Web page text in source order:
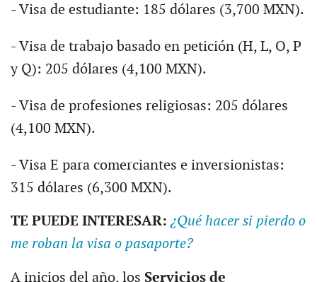
- Visa de estudiante: 185 dólares (3,700 MXN).
- Visa de trabajo basado en petición (H, L, O, P
y Q): 205 dólares (4,100 MXN).
- Visa de profesiones religiosas: 205 dólares
(4,100 MXN).
- Visa E para comerciantes e inversionistas:
315 dólares (6,300 MXN).
TE PUEDE INTERESAR:¿Qué hacer si pierdo o
me roban la visa o pasaporte?
A inicios del año, los Servicios de